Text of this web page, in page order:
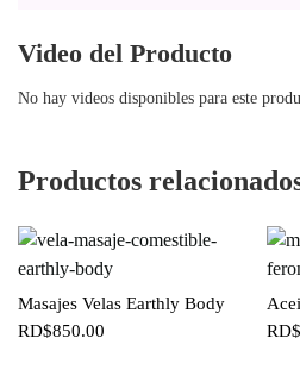
Video del Producto
No hay videos disponibles para este
Productos
Masajes Velas Earthly Body
RD$850.00
RD$